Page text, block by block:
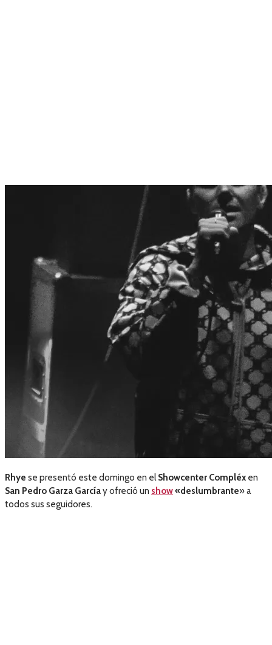
Rhye se presentó este domingo en elShowcenter Compléx en
San Pedro Garza Garcíay ofreció un show«deslumbrante» a
todos sus seguidores.